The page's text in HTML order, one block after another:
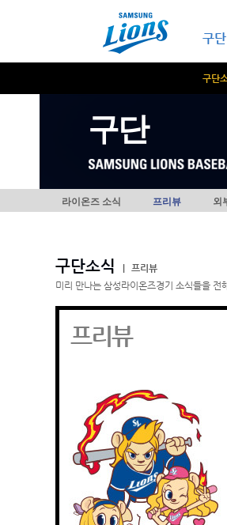
구단
구단
구단
라이온즈 소식 프리뷰 외
구단소식
프리뷰
미리 만나는 삼성라이온즈경기 소식들을 전
프리뷰